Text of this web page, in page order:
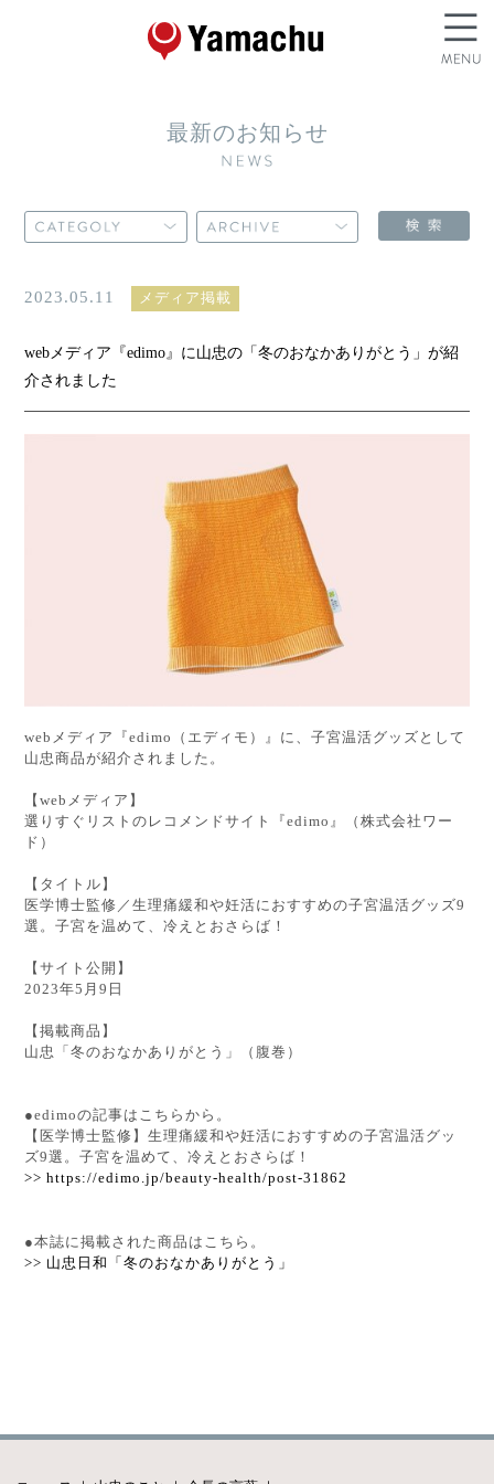
最新のお知らせ
2023.05.11 メディア掲載
webメディア『edimo』に山忠の「冬のおなかありがとう」が紹
介されました
webメディア『edimo（エディモ）』に、子宮温活グッズとして
山忠商品が紹介されました。
【webメディア】
選りすぐリストのレコメンドサイト『edimo』（株式会社ワー
ド）
【タイトル】
医学博士監修／生理痛緩和や妊活におすすめの子宮温活グッズ9
選。子宮を温めて、冷えとおさらば！
【サイト公開】
2023年5月9日
【掲載商品】
山忠「冬のおなかありがとう」（腹巻）
●edimoの記事はこちらから。
【医学博士監修】生理痛緩和や妊活におすすめの子宮温活グッ
ズ9選。子宮を温めて、冷えとおさらば！
>> https://edimo.jp/beauty-health/post-31862
●本誌に掲載された商品はこちら。
>> 山忠日和「冬のおなかありがとう」